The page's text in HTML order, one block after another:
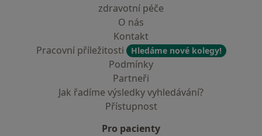
zdravotní péče
O nás
Kontakt
Pracovní příležitosti
Hledáme nové kolegy!
Podmínky
Partneři
Jak řadíme výsledky vyhledávání?
Přístupnost
Pro pacienty